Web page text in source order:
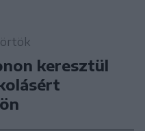
keresztül